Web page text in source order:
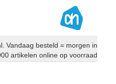
Vandaag besteld = morgen in
artikelen online op voorraad